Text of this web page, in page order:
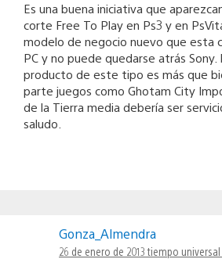
Es una buena iniciativa que
corte Free To Play en Ps3 y en
modelo de negocio nuevo que esta
PC y no puede quedarse atrás Sony.
producto de este tipo es más que
parte juegos como Ghotam City
de la Tierra media debería ser
saludo.
Gonza_Almendra
26 de enero de 2013 tiempo